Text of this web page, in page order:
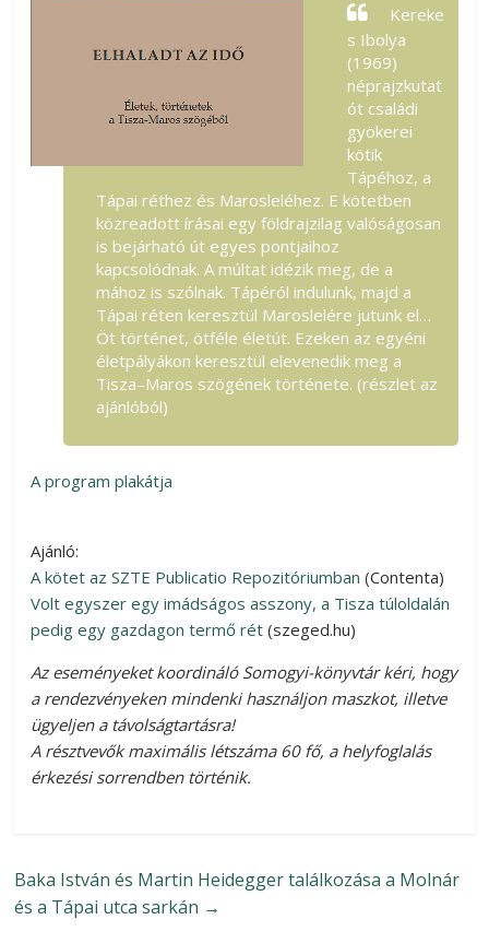
Kereke
s Ibolya
(1969)
néprajzkutat
ót családi
gyökerei
kötik
Tápéhoz, a
Tápai réthez és Marosleléhez. E kötetben
közreadott írásai egy földrajzilag valóságosan
is bejárható út egyes pontjaihoz
kapcsolódnak. A múltat idézik meg, de a
mához is szólnak. Tápéról indulunk, majd a
Tápai réten keresztül Maroslelére jutunk el…
Öt történet, ötféle életút. Ezeken az egyéni
életpályákon keresztül elevenedik meg a
Tisza–Maros szögének története. (részlet az
ajánlóból)
A program plakátja
Ajánló:
A kötet az SZTE Publicatio Repozitóriumban (Contenta)
Volt egyszer egy imádságos asszony, a Tisza túloldalán
pedig egy gazdagon termő rét (szeged.hu)
Az eseményeket koordináló Somogyi-könyvtár kéri, hogy
a rendezvényeken mindenki használjon maszkot, illetve
ügyeljen a távolságtartásra!
A résztvevők maximális létszáma 60 fő, a helyfoglalás
érkezési sorrendben történik.
Baka István és Martin Heidegger találkozása a Molnár
és a Tápai utca sarkán →